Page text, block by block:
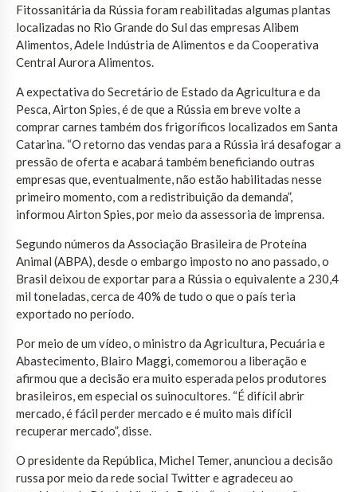
Fitossanitária da Rússia foram reabilitadas algumas plantas
localizadas no Rio Grande do Sul das empresas Alibem
Alimentos, Adele Indústria de Alimentos e da Cooperativa
Central Aurora Alimentos.
A expectativa do Secretário de Estado da Agricultura e da
Pesca, Airton Spies, é de que a Rússia em breve volte a
comprar carnes também dos frigoríficos localizados em Santa
Catarina. “O retorno das vendas para a Rússia irá desafogar a
pressão de oferta e acabará também beneficiando outras
empresas que, eventualmente, não estão habilitadas nesse
primeiro momento, com a redistribuição da demanda”,
informou Airton Spies, por meio da assessoria de imprensa.
Segundo números da Associação Brasileira de Proteína
Animal (ABPA), desde o embargo imposto no ano passado, o
Brasil deixou de exportar para a Rússia o equivalente a 230,4
mil toneladas, cerca de 40% de tudo o que o país teria
exportado no período.
Por meio de um vídeo, o ministro da Agricultura, Pecuária e
Abastecimento, Blairo Maggi, comemorou a liberação e
afirmou que a decisão era muito esperada pelos produtores
brasileiros, em especial os suinocultores. “É difícil abrir
mercado, é fácil perder mercado e é muito mais difícil
recuperar mercado”, disse.
O presidente da República, Michel Temer, anunciou a decisão
russa por meio da rede social Twitter e agradeceu ao